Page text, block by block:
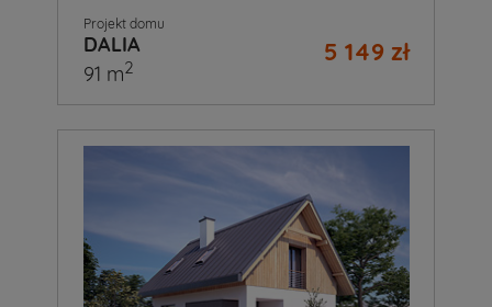
Projekt domu
DALIA 5 149 zł
91 m2